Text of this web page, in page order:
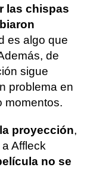
las chispas
es algo que
de
sigue
problema en
momentos.
proyección,
Affleck
no se